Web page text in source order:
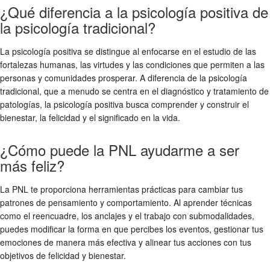
¿Qué diferencia a la psicología positiva de
la psicología tradicional?
La psicología positiva se distingue al enfocarse en el estudio de las
fortalezas humanas, las virtudes y las condiciones que permiten a las
personas y comunidades prosperar. A diferencia de la psicología
tradicional, que a menudo se centra en el diagnóstico y tratamiento de
patologías, la psicología positiva busca comprender y construir el
bienestar, la felicidad y el significado en la vida.
¿Cómo puede la PNL ayudarme a ser
más feliz?
La PNL te proporciona herramientas prácticas para cambiar tus
patrones de pensamiento y comportamiento. Al aprender técnicas
como el reencuadre, los anclajes y el trabajo con submodalidades,
puedes modificar la forma en que percibes los eventos, gestionar tus
emociones de manera más efectiva y alinear tus acciones con tus
objetivos de felicidad y bienestar.